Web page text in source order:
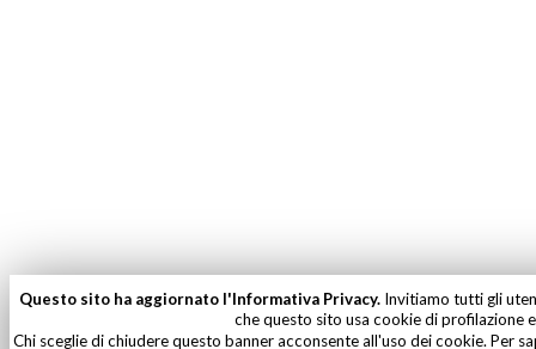
Questo sito ha aggiornato l'Informativa Privacy.Invitiamo tutti gli
che questo sito usa cookie di profilazione
Chi sceglie di chiudere questo banner acconsente all'uso dei cookie. Per